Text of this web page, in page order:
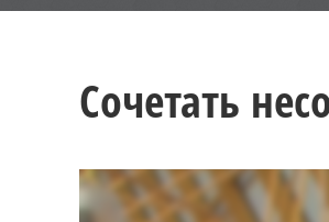
Сочетать